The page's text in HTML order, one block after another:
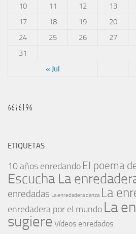
« Jul
10
11 12 13
17
18 19 20
24
25 26 27
31
ETIQUETAS
10 años enredando El poema
Escucha La
enredadas La enredadera danza La
enredadera por el mundo La
sugiere Vídeos enredados